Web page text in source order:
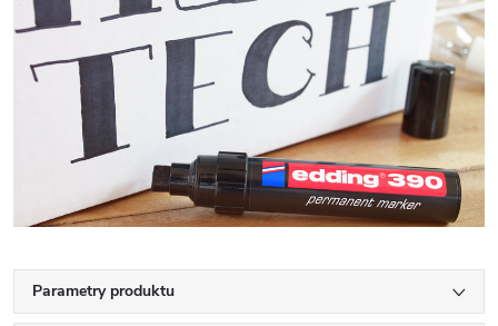
Parametry produktu